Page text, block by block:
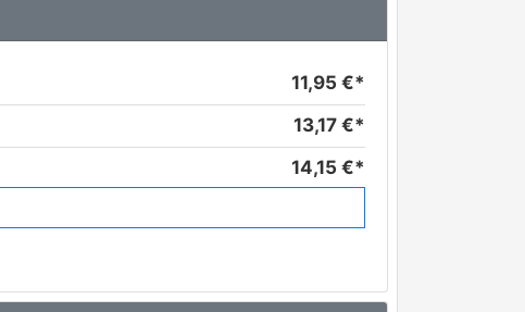
11,95 €*
13,17 €*
14,15 €*
15,86 €*